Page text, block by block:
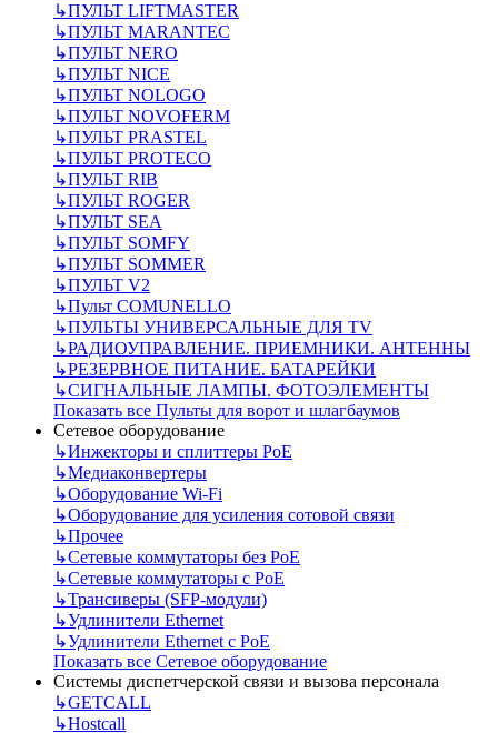
↳ПУЛЬТ LIFTMASTER
↳ПУЛЬТ MARANTEC
↳ПУЛЬТ NERO
↳ПУЛЬТ NICE
↳ПУЛЬТ NOLOGO
↳ПУЛЬТ NOVOFERM
↳ПУЛЬТ PRASTEL
↳ПУЛЬТ PROTECO
↳ПУЛЬТ RIB
↳ПУЛЬТ ROGER
↳ПУЛЬТ SEA
↳ПУЛЬТ SOMFY
↳ПУЛЬТ SOMMER
↳ПУЛЬТ V2
↳Пульт СOMUNELLO
↳ПУЛЬТЫ УНИВЕРСАЛЬНЫЕ ДЛЯ TV
↳РАДИОУПРАВЛЕНИЕ. ПРИЕМНИКИ. АНТЕННЫ
↳РЕЗЕРВНОЕ ПИТАНИЕ. БАТАРЕЙКИ
↳СИГНАЛЬНЫЕ ЛАМПЫ. ФОТОЭЛЕМЕНТЫ
Показать все Пульты для ворот и шлагбаумов
Сетевое оборудование
↳Инжекторы и сплиттеры РоЕ
↳Медиаконвертеры
↳Оборудование Wi-Fi
↳Оборудование для усиления сотовой связи
↳Прочее
↳Сетевые коммутаторы без РоЕ
↳Сетевые коммутаторы с РоЕ
↳Трансиверы (SFP-модули)
↳Удлинители Ethernet
↳Удлинители Ethernet с PoE
Показать все Сетевое оборудование
Системы диспетчерской связи и вызова персонала
↳GETCALL
↳Hostcall